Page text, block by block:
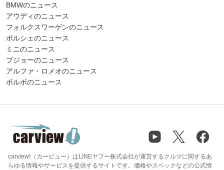
BMWのニュース
アウディのニュース
フォルクスワーゲンのニュース
ポルシェのニュース
ミニのニュース
プジョーのニュース
アルファ・ロメオのニュース
ボルボのニュース
carview!（カービュー）はLINEヤフー株式会社が運営するクルマに関するあ
らゆる情報やサービスを提供するサイトです。価格やスペックなどの公式情